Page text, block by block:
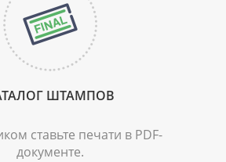
ШТАМПОВ
ставьте печати в PDF-
документе.